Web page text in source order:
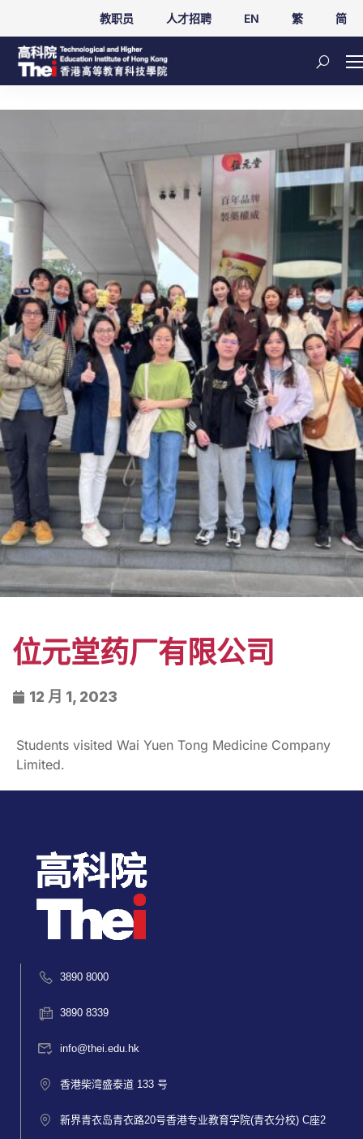
教职员 人才招聘 EN 繁 简
位元堂药厂有限公司
12 月 1, 2023
Students visited Wai Yuen Tong Medicine Company
Limited.
3890 8000
3890 8339
info@thei.edu.hk
香港柴湾盛泰道 133 号
新界青衣岛青衣路20号香港专业教育学院(青衣分校) C座2